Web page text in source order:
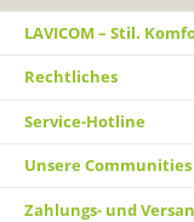
LAVICOM – Stil.
Rechtliches
Service-Hotline
Unsere Communities
Zahlungs- und